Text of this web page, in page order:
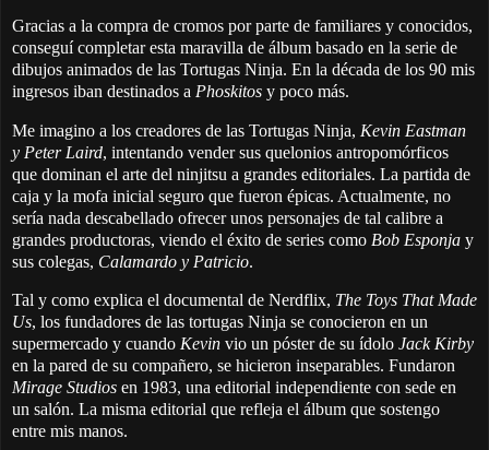
Gracias a la compra de cromos por parte de familiares y conocidos,
conseguí completar esta maravilla de álbum basado en la serie de
dibujos animados de las Tortugas Ninja. En la década de los 90 mis
ingresos iban destinados a Phoskitos y poco más.
Me imagino a los creadores de las Tortugas Ninja, Kevin Eastman
y Peter Laird, intentando vender sus quelonios antropomórficos
que dominan el arte del ninjitsu a grandes editoriales. La partida de
caja y la mofa inicial seguro que fueron épicas. Actualmente, no
sería nada descabellado ofrecer unos personajes de tal calibre a
grandes productoras, viendo el éxito de series como Bob Esponja y
sus colegas, Calamardo y Patricio.
Tal y como explica el documental de Nerdflix, The Toys That Made
Us, los fundadores de las tortugas Ninja se conocieron en un
supermercado y cuando Kevin vio un póster de su ídolo Jack Kirby
en la pared de su compañero, se hicieron inseparables. Fundaron
Mirage Studios en 1983, una editorial independiente con sede en
un salón. La misma editorial que refleja el álbum que sostengo
entre mis manos.